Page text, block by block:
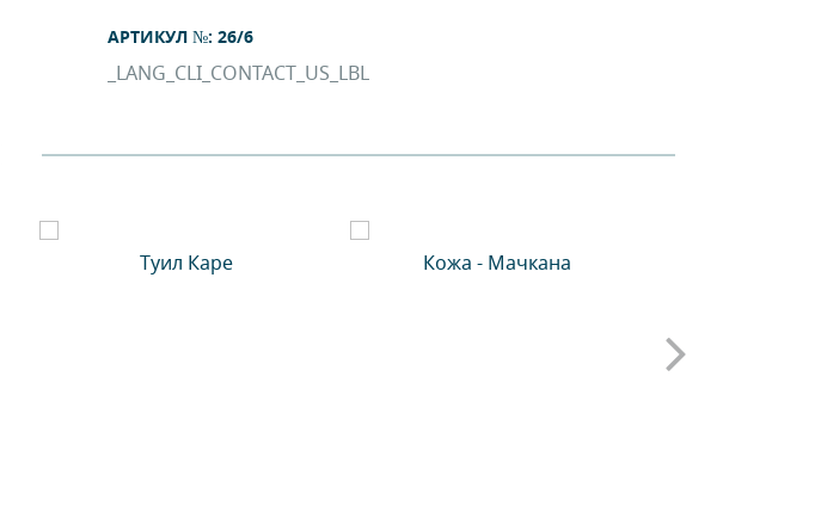
АРТИКУЛ №: 26/6
_LANG_CLI_CONTACT_US_LBL
Туил Каре Кожа - Мачкана